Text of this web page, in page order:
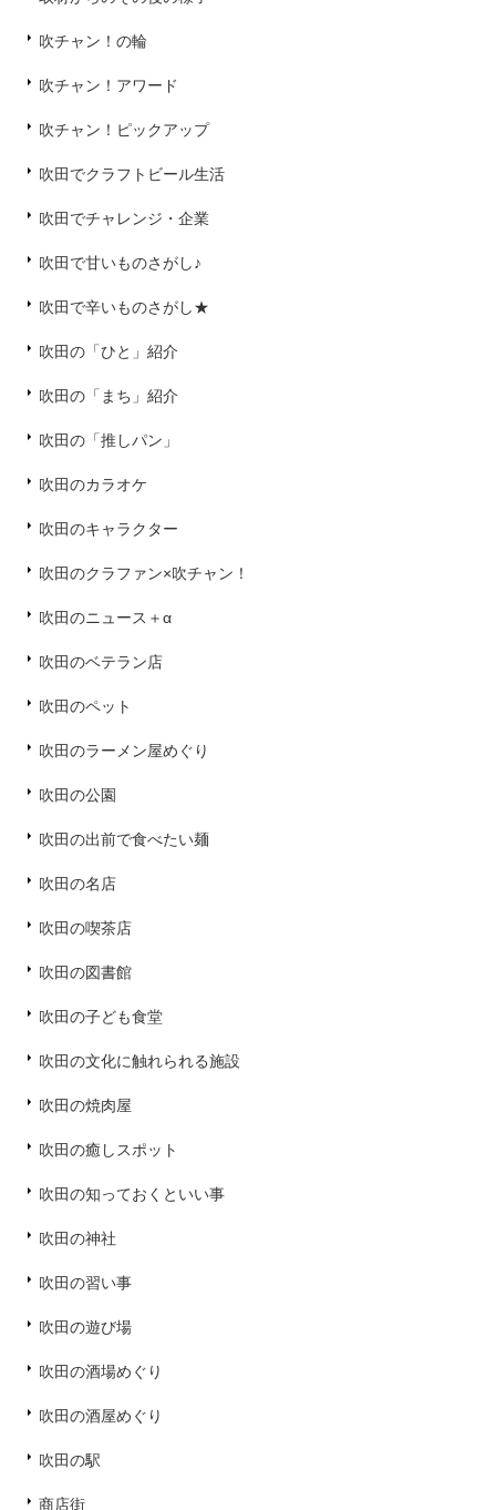
吹チャン！の輪
吹チャン！アワード
吹チャン！ピックアップ
吹田でクラフトビール生活
吹田でチャレンジ・企業
吹田で甘いものさがし♪
吹田で辛いものさがし★
吹田の「ひと」紹介
吹田の「まち」紹介
吹田の「推しパン」
吹田のカラオケ
吹田のキャラクター
吹田のクラファン×吹チャン！
吹田のニュース＋α
吹田のベテラン店
吹田のペット
吹田のラーメン屋めぐり
吹田の公園
吹田の出前で食べたい麺
吹田の名店
吹田の喫茶店
吹田の図書館
吹田の子ども食堂
吹田の文化に触れられる施設
吹田の焼肉屋
吹田の癒しスポット
吹田の知っておくといい事
吹田の神社
吹田の習い事
吹田の遊び場
吹田の酒場めぐり
吹田の酒屋めぐり
吹田の駅
商店街